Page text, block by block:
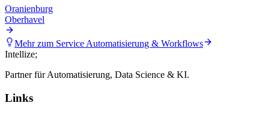
Oranienburg
Oberhavel
Mehr zum ServiceAutomatisierung & Workflows
Intellize;
Partner für Automatisierung, Data Science & KI.
Links